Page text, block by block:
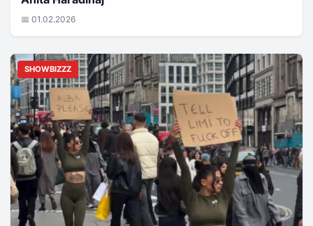
📅 01.02.2026
SHOWBIZZZ